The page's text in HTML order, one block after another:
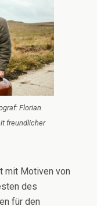
Florian
freundlicher
mit Motiven von
des
für den